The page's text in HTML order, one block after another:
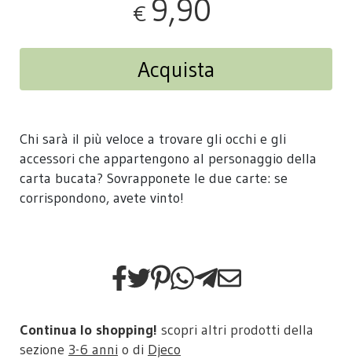
€ 9,90
Acquista
Chi sarà il più veloce a trovare gli occhi e gli
accessori che appartengono al personaggio della
carta bucata? Sovrapponete le due carte: se
corrispondono, avete vinto!
Continua lo shopping! scopri altri prodotti della
sezione 3-6 anni o di Djeco